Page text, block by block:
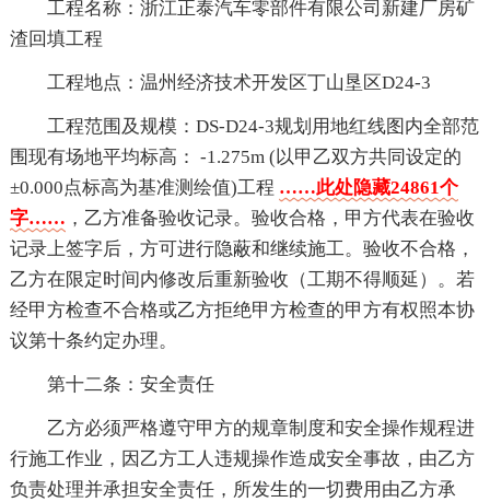
工程名称：浙江正泰汽车零部件有限公司新建厂房矿
渣回填工程
工程地点：温州经济技术开发区丁山垦区D24-3
工程范围及规模：DS-D24-3规划用地红线图内全部范
围现有场地平均标高： -1.275m (以甲乙双方共同设定的
±0.000点标高为基准测绘值)工程 ……此处隐藏24861个
字…… ，乙方准备验收记录。验收合格，甲方代表在验收
记录上签字后，方可进行隐蔽和继续施工。验收不合格，
乙方在限定时间内修改后重新验收（工期不得顺延）。若
经甲方检查不合格或乙方拒绝甲方检查的甲方有权照本协
议第十条约定办理。
第十二条：安全责任
乙方必须严格遵守甲方的规章制度和安全操作规程进
行施工作业，因乙方工人违规操作造成安全事故，由乙方
负责处理并承担安全责任，所发生的一切费用由乙方承